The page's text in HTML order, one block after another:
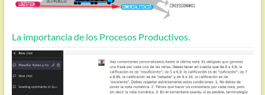
La importancia de los Procesos Productivos.